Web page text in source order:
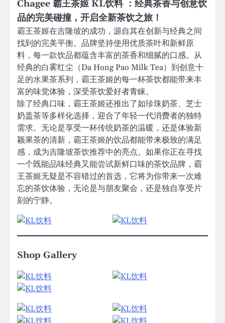
Chagee 霸王茶姬 KL饮料 ：经典茶香与创意饮
品的完美碰撞，开启全新茶饮之旅！
霸王茶姬在吉隆坡的成功，源自其在创新与经典之间
找到的完美平衡。品牌坚持使用优质茶叶和新鲜原
料，每一款饮品都蕴含丰富的茶香和细腻的口感。从
经典的白雾红尘（Da Hong Pao Milk Tea）到创意十
足的水果茶系列，霸王茶姬的每一杯茶饮都能带来丰
富的味觉体验，深受茶饮爱好者青睐。
除了经典口味，霸王茶姬还推出了如珍珠奶茶、芝士
奶盖茶等多样化选择，迎合了年轻一代消费者的独特
需求。无论是享受一杯传统奶茶的温暖，还是体验新
颖果茶的清新，霸王茶姬的饮品都能带来极致的满足
感，成为吉隆坡茶饮推荐中的亮点。如果你正在寻找
一个既能品味经典又能尝试新鲜口味的茶饮品牌，霸
王茶姬无疑是不容错过的首选，它将为你带来一次难
忘的茶饮体验，无论是与朋友聚会，还是独自享受片
刻的宁静。
Shop Gallery